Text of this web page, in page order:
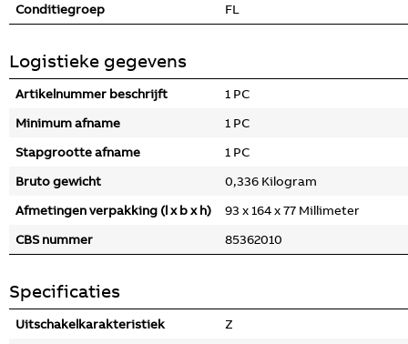
Conditiegroep
FL
Logistieke gegevens
Artikelnummer beschrijft
1 PC
Minimum afname
1 PC
Stapgrootte afname
1 PC
Bruto gewicht
0,336 Kilogram
Afmetingen verpakking (l x b x h)
93 x 164 x 77 Millimeter
CBS nummer
85362010
Specificaties
Uitschakelkarakteristiek
Z